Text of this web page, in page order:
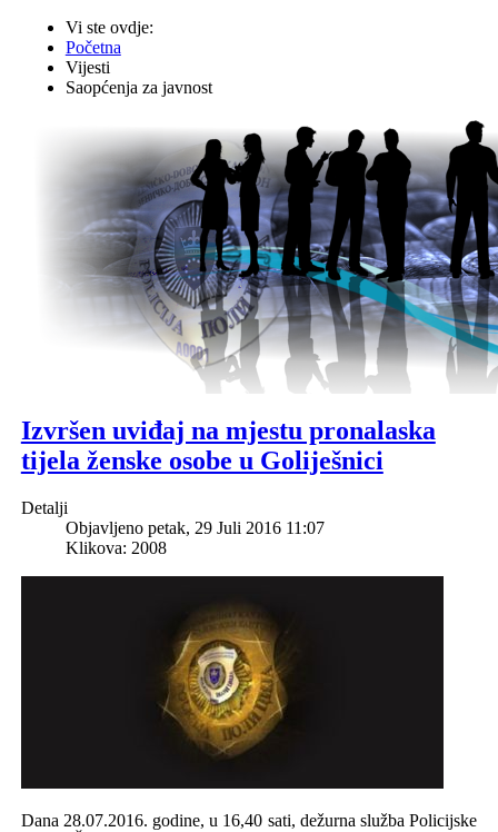
Vi ste ovdje:
Početna
Vijesti
Saopćenja za javnost
Izvršen uviđaj na mjestu pronalaska
tijela ženske osobe u Goliješnici
Detalji
Objavljeno petak, 29 Juli 2016 11:07
Klikova: 2008
Dana 28.07.2016. godine, u 16,40 sati, dežurna služba Policijske